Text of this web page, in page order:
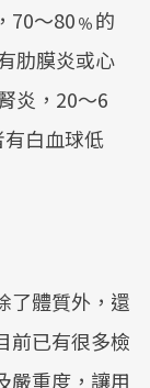
70～80﹪的
肋膜炎或心
炎，20～6
白血球低
了體質外，還
前已有很多檢
嚴重度，讓用